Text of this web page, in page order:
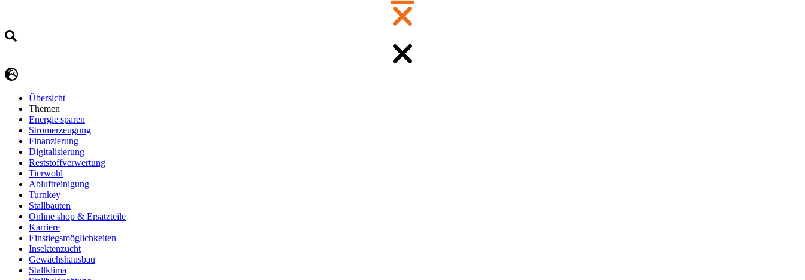
Übersicht
Themen
Energie sparen
Stromerzeugung
Finanzierung
Digitalisierung
Reststoffverwertung
Tierwohl
Abluftreinigung
Turnkey
Stallbauten
Online shop & Ersatzteile
Karriere
Einstiegsmöglichkeiten
Insektenzucht
Gewächshausbau
Stallklima